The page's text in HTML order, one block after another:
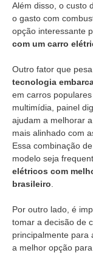
Além disso, o custo
o gasto com
opção interessante
com um carro
Outro fator que
tecnologia
em carros
multimídia, painel
ajudam a melhorar
mais alinhado com
Essa combinação
modelo seja
elétricos com
brasileiro
Por outro lado, é
tomar a decisão de
principalmente para
a melhor opção